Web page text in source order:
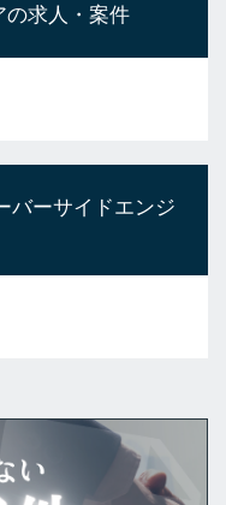
の求人・案件
バーサイドエンジ